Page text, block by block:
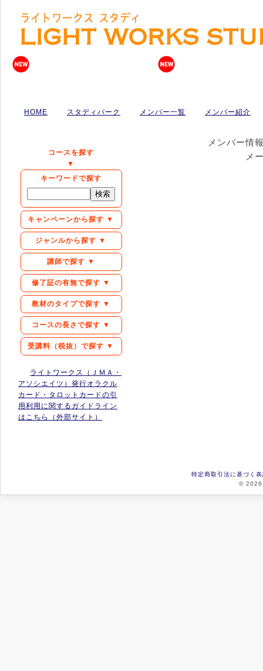
HOME スタディパーク メンバー一覧 メンバー紹介
コースを探す
▼
キーワードで探す
キャンペーンから探す ▼
ジャンルから探す ▼
講師で探す ▼
修了証の有無で探す ▼
教材のタイプで探す ▼
コースの長さで探す ▼
受講料（税抜）で探す ▼
ライトワークス（ＪＭＡ・
アソシエイツ）発行オラクル
カード・タロットカードの引
用利用に関するガイドライン
はこちら（外部サイト）
メンバー情
メ
特定商取引法に基づく
© 2026